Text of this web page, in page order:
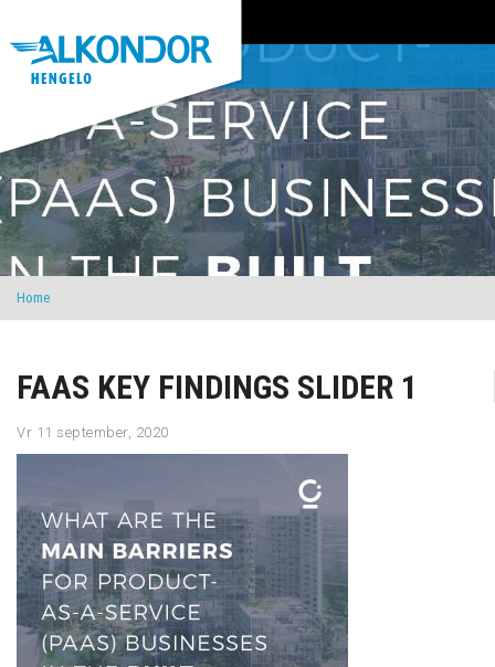
Home
FAAS KEY FINDINGS SLIDER 1
Vr 11 september, 2020